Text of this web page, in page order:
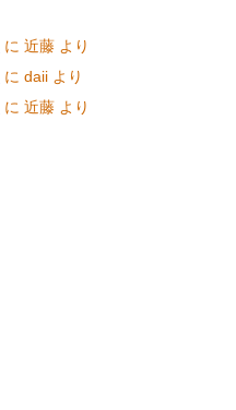
に 近藤 より
に daii より
に 近藤 より